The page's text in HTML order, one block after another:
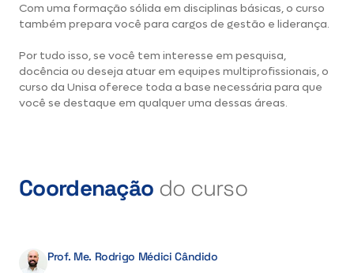
Com uma formação sólida em disciplinas básicas, o curso
também prepara você para cargos de gestão e liderança.
Por tudo isso, se você tem interesse em pesquisa,
docência ou deseja atuar em equipes multiprofissionais, o
curso da Unisa oferece toda a base necessária para que
você se destaque em qualquer uma dessas áreas.
Coordenação do curso
Prof. Me. Rodrigo Médici Cândido